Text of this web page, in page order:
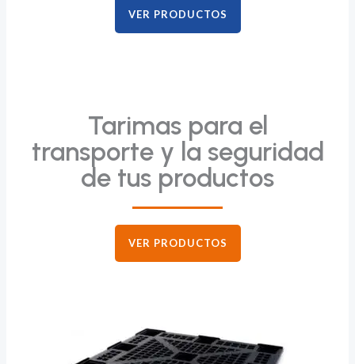
VER PRODUCTOS
Tarimas para el
transporte y la seguridad
de tus productos
VER PRODUCTOS